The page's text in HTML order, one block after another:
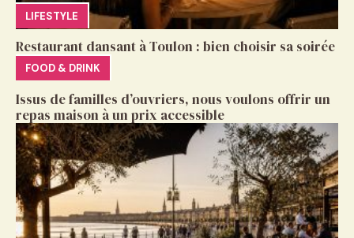
LIFESTYLE
Restaurant dansant à Toulon : bien choisir sa soirée
FOOD & DRINK
Issus de familles d’ouvriers, nous voulons offrir un
repas maison à un prix accessible